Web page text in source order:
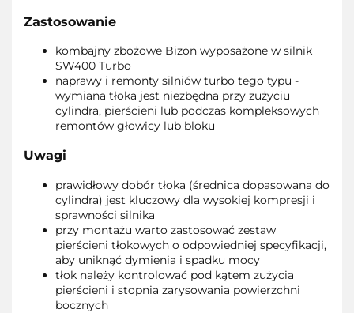
Zastosowanie
kombajny zbożowe Bizon wyposażone w silnik
SW400 Turbo
naprawy i remonty silniów turbo tego typu -
wymiana tłoka jest niezbędna przy zużyciu
cylindra, pierścieni lub podczas kompleksowych
remontów głowicy lub bloku
Uwagi
prawidłowy dobór tłoka (średnica dopasowana do
cylindra) jest kluczowy dla wysokiej kompresji i
sprawności silnika
przy montażu warto zastosować zestaw
pierścieni tłokowych o odpowiedniej specyfikacji,
aby uniknąć dymienia i spadku mocy
tłok należy kontrolować pod kątem zużycia
pierścieni i stopnia zarysowania powierzchni
bocznych